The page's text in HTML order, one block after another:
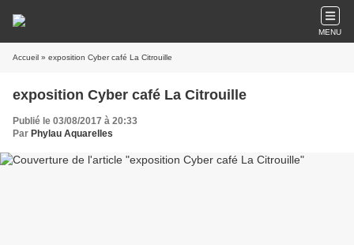
MENU
Accueil » exposition Cyber café La Citrouille
exposition Cyber café La Citrouille
Publié le 03/08/2017 à 20:33
Par Phylau Aquarelles